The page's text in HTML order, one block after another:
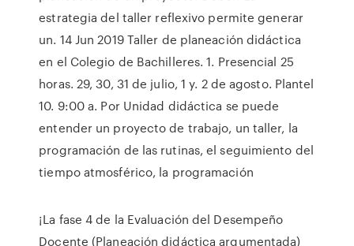
estrategia del taller reflexivo permite generar
un. 14 Jun 2019 Taller de planeación didáctica
en el Colegio de Bachilleres. 1. Presencial 25
horas. 29, 30, 31 de julio, 1 y. 2 de agosto. Plantel
10. 9:00 a. Por Unidad didáctica se puede
entender un proyecto de trabajo, un taller, la
programación de las rutinas, el seguimiento del
tiempo atmosférico, la programación
¡La fase 4 de la Evaluación del Desempeño
Docente (Planeación didáctica argumentada)